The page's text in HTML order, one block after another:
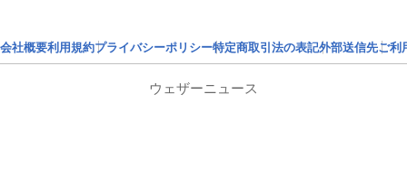
会社概要利用規約プライバシーポリシー特定商取引法の表記外部送信先ご利
ウェザーニュース